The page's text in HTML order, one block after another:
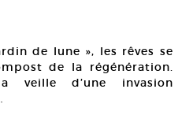
de lune », les rêves se
de la régénération.
veille d’une invasion